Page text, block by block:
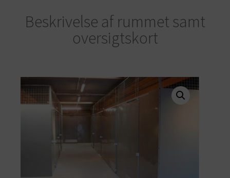
Beskrivelse af rummet samt
oversigtskort